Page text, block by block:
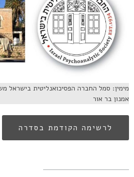
מימין: סמל החברה הפסיכואנליטית בישראל
אמנון בר אור
לרשימה הקודמת בסדרה